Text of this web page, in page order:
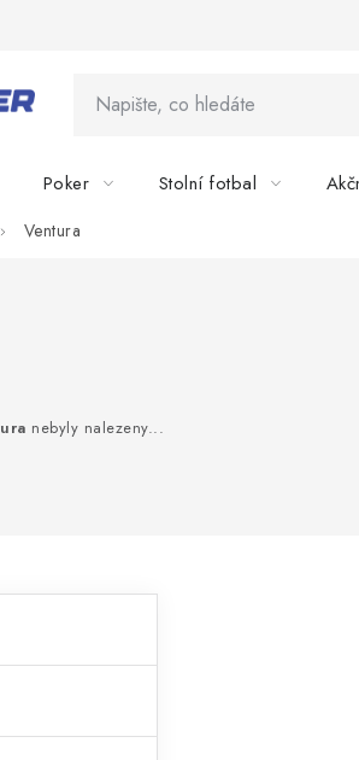
Poker Stolní fotbal
Ventura
nebyly nalezeny...